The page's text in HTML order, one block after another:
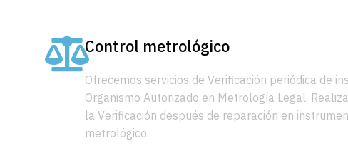
Control metrológico
Ofrecemos servicios de Verificación periódica de
Organismo Autorizado en Metrología Legal.
la Verificación después de reparación en
metrológico.